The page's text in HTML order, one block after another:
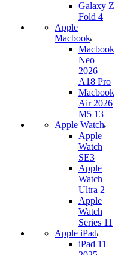
Galaxy Z
Fold 4
Apple
Macbook
Macbook
Neo
2026
A18 Pro
Macbook
Air 2026
M5 13
Apple Watch
Apple
Watch
SE3
Apple
Watch
Ultra 2
Apple
Watch
Series 11
Apple iPad
iPad 11